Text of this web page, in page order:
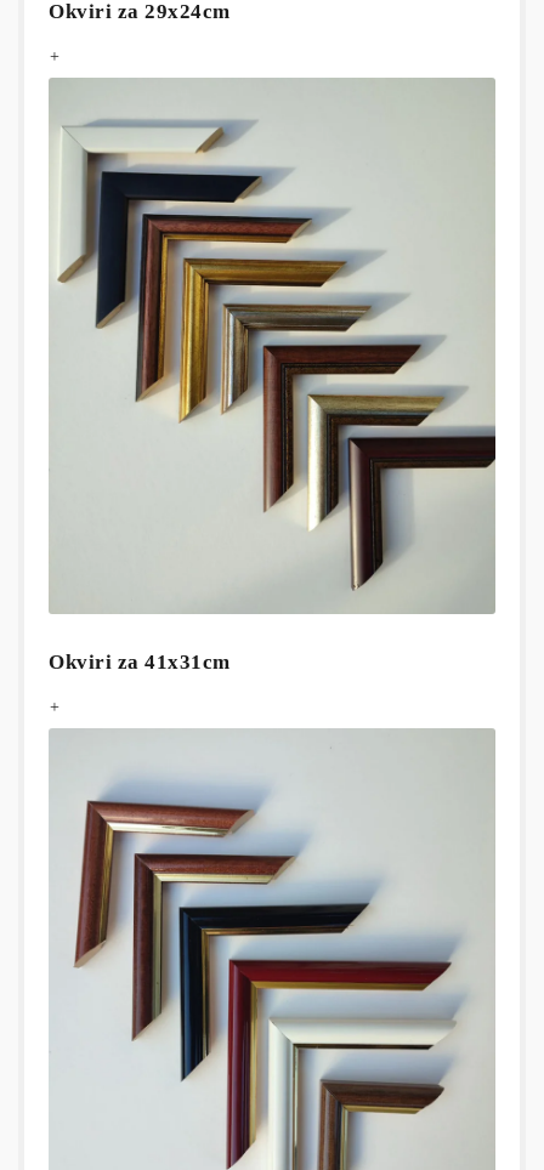
Okviri za 29x24cm
+
Okviri za 41x31cm
+